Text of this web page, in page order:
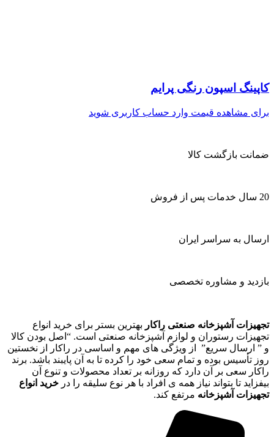
کاپینگ اسپون رنگی پرایم
برای مشاهده قیمت وارد حساب کاربری شوید
ضمانت بازگشت کالا
20 سال خدمات پس از فروش
ارسال به سراسر ایران
بازدید و مشاوره تخصصی
تجهیزات آشپزخانه صنعتی راکار بهترین بستر برای خرید انواع
تجهیزات رستوران و لوازم آشپزخانه صنعتی است. “اصل بودن کالا
و ” ارسال سریع” از ویژگی های مهم و اساسی در راکار از نخستین
روز تأسیس بوده و تمام سعی خود را کرده تا به آن پایبند باشد. برند
راکار سعی بر آن دارد که روزانه بر تعداد محصولات و تنوع آن
بیفزاید تا بتواند نیاز همه ی افراد با هر نوع سلیقه را در خرید انواع
تجهیزات آشپزخانه مرتفع کند.